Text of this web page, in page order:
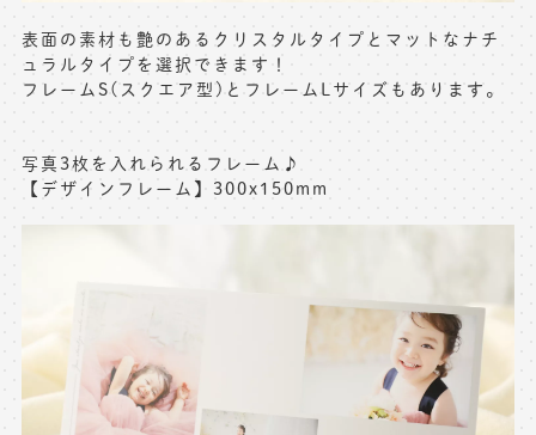
表面の素材も艶のあるクリスタルタイプとマットなナチ
ュラルタイプを選択できます！
フレームS(スクエア型)とフレームLサイズもあります。
写真3枚を入れられるフレーム♪
【デザインフレーム】300x150mm